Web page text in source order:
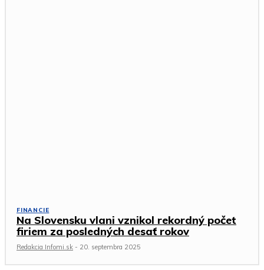
FINANCIE
Na Slovensku vlani vznikol rekordný počet
firiem za posledných desať rokov
Redakcia Infomi.sk - 20. septembra 2025